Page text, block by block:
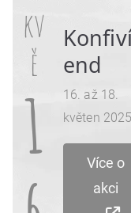
kv
ě
1
end
16. až 18.
květen 2025
Více o